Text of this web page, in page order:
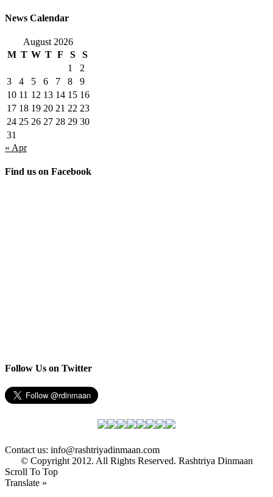
News Calendar
August 2026
M T W T F S
S
1
2
3
4 5 6 7 8
9
10 11 12 13 14 15 16
17 18 19 20 21 22 23
24 25 26 27 28 29 30
31
« Apr
Find us on Facebook
Follow Us on Twitter
Contact us: info@rashtriyadinmaan.com
© Copyright 2012. All Rights Reserved. Rashtriya Dinmaan
Scroll To Top
Translate »